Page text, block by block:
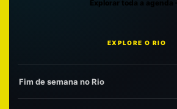
Explorar toda a agenda
EXPLORE O RIO
Fim de semana no Rio